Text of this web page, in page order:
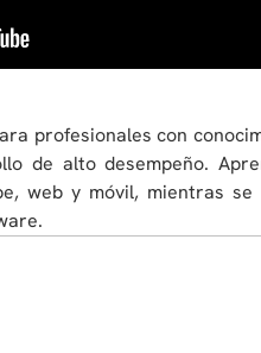
profesionales con
de alto desempeño.
web y móvil, mientras